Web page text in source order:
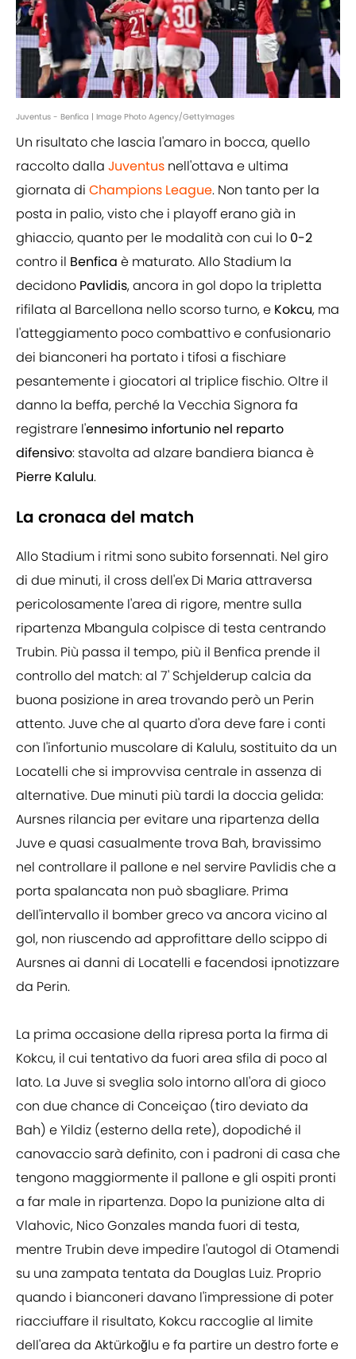
Juventus - Benfica | Image Photo Agency/GettyImages
Un risultato che lascia l'amaro in bocca, quello
raccolto dalla Juventus nell'ottava e ultima
giornata di Champions League. Non tanto per la
posta in palio, visto che i playoff erano già in
ghiaccio, quanto per le modalità con cui lo 0-2
contro il Benfica è maturato. Allo Stadium la
decidono Pavlidis, ancora in gol dopo la tripletta
rifilata al Barcellona nello scorso turno, e Kokcu, ma
l'atteggiamento poco combattivo e confusionario
dei bianconeri ha portato i tifosi a fischiare
pesantemente i giocatori al triplice fischio. Oltre il
danno la beffa, perché la Vecchia Signora fa
registrare l'ennesimo infortunio nel reparto
difensivo: stavolta ad alzare bandiera bianca è
Pierre Kalulu.
La cronaca del match
Allo Stadium i ritmi sono subito forsennati. Nel giro
di due minuti, il cross dell'ex Di Maria attraversa
pericolosamente l'area di rigore, mentre sulla
ripartenza Mbangula colpisce di testa centrando
Trubin. Più passa il tempo, più il Benfica prende il
controllo del match: al 7' Schjelderup calcia da
buona posizione in area trovando però un Perin
attento. Juve che al quarto d'ora deve fare i conti
con l'infortunio muscolare di Kalulu, sostituito da un
Locatelli che si improvvisa centrale in assenza di
alternative. Due minuti più tardi la doccia gelida:
Aursnes rilancia per evitare una ripartenza della
Juve e quasi casualmente trova Bah, bravissimo
nel controllare il pallone e nel servire Pavlidis che a
porta spalancata non può sbagliare. Prima
dell'intervallo il bomber greco va ancora vicino al
gol, non riuscendo ad approfittare dello scippo di
Aursnes ai danni di Locatelli e facendosi ipnotizzare
da Perin.
La prima occasione della ripresa porta la firma di
Kokcu, il cui tentativo da fuori area sfila di poco al
lato. La Juve si sveglia solo intorno all'ora di gioco
con due chance di Conceiçao (tiro deviato da
Bah) e Yildiz (esterno della rete), dopodiché il
canovaccio sarà definito, con i padroni di casa che
tengono maggiormente il pallone e gli ospiti pronti
a far male in ripartenza. Dopo la punizione alta di
Vlahovic, Nico Gonzales manda fuori di testa,
mentre Trubin deve impedire l'autogol di Otamendi
su una zampata tentata da Douglas Luiz. Proprio
quando i bianconeri davano l'impressione di poter
riacciuffare il risultato, Kokcu raccoglie al limite
dell'area da Aktürkoğlu e fa partire un destro forte e